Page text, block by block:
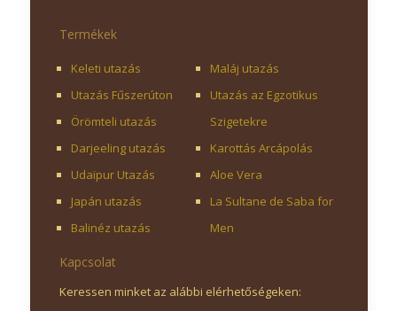
Termékek
Keleti utazás
Utazás Fűszerúton
Örömteli utazás
Darjeeling utazás
Udaïpur Utazás
Japán utazás
Balinéz utazás
Maláj utazás
Utazás az Egzotikus
Szigetekre
Karottás Arcápolás
Aloe Vera
La Sultane de Saba for
Men
Kapcsolat
Keressen minket az alábbi elérhetőségeken: